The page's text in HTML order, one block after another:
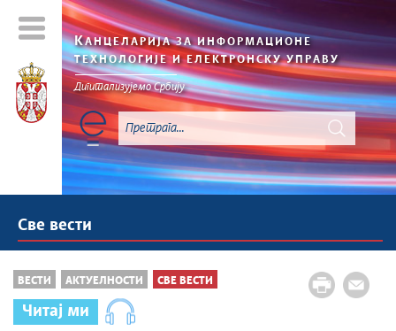
КАНЦЕЛАРИЈА ЗА ИНФОРМАЦИОНЕ
ТЕХНОЛОГИЈЕ И ЕЛЕКТРОНСКУ УПРАВУ
Дигитализујемо Србију
Све вести
ВЕСТИ АКТУЕЛНОСТИ СВЕ ВЕСТИ
Читај ми